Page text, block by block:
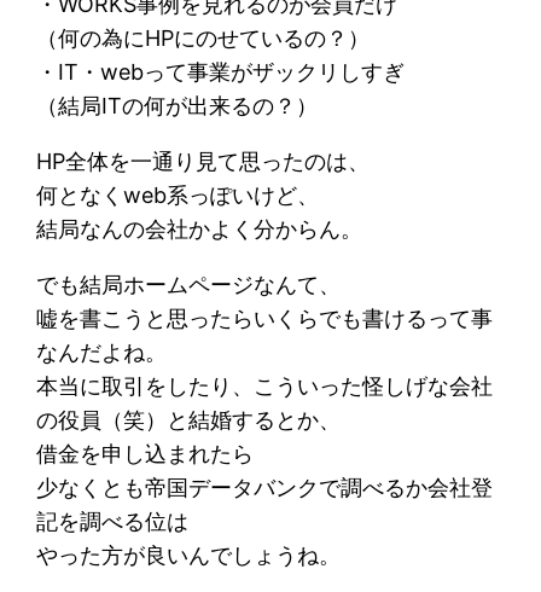
（何の為にHPにのせているの？）
・IT・webって事業がザックリしすぎ
（結局ITの何が出来るの？）
HP全体を一通り見て思ったのは、
何となくweb系っぽいけど、
結局なんの会社かよく分からん。
でも結局ホームページなんて、
嘘を書こうと思ったらいくらでも書けるって事
なんだよね。
本当に取引をしたり、こういった怪しげな会社
の役員（笑）と結婚するとか、
借金を申し込まれたら
少なくとも帝国データバンクで調べるか会社登
記を調べる位は
やった方が良いんでしょうね。